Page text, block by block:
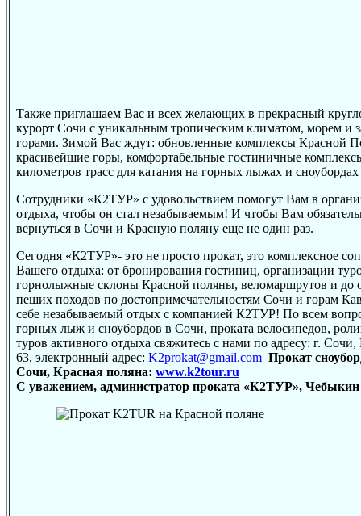
Также приглашаем Вас и всех желающих в прекрасный
курорт Сочи с уникальным тропическим климатом, морем и
горами. Зимой Вас ждут: обновленные комплексы Красной
красивейшие горы, комфортабельные гостиничные
километров трасс для катания на горных лыжах и
Сотрудники «К2ТУР» с удовольствием помогут Вам в
отдыха, чтобы он стал незабываемым! И чтобы Вам
вернуться в Сочи и Красную поляну еще не один раз.
Сегодня «К2ТУР»- это не просто прокат, это комплексное
Вашего отдыха: от бронирования гостиниц, организации
горнолыжные склоны Красной поляны, веломаршрутов и до
пеших походов по достопримечательностям Сочи и горам
себе незабываемый отдых с компанией К2ТУР! По всем
горных лыж и сноубордов в Сочи, проката велосипедов,
туров активного отдыха свяжитесь с нами по адресу: г.
63, электронный адрес: K2prokat@gmail.com Прокат
Сочи, Красная поляна: www.k2tour.ru
С уважением, администратор проката «К2ТУР»,